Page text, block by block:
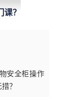
？
安全柜操作
？